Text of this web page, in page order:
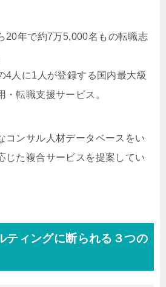
20年で約7万5,000名もの転職志
4人に1人が登録する国内最大級
転職支援サービス。
コンサル人材データベースをい
じた複合サービスを提案してい
ティングに断られる３つの